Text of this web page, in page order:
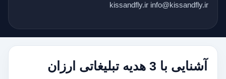
kissandfly.ir info@kissandfly.ir
آشنایی با 3 هدیه تبلیغاتی ارزان